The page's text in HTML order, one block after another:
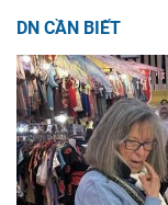
DN CẦN BIẾT